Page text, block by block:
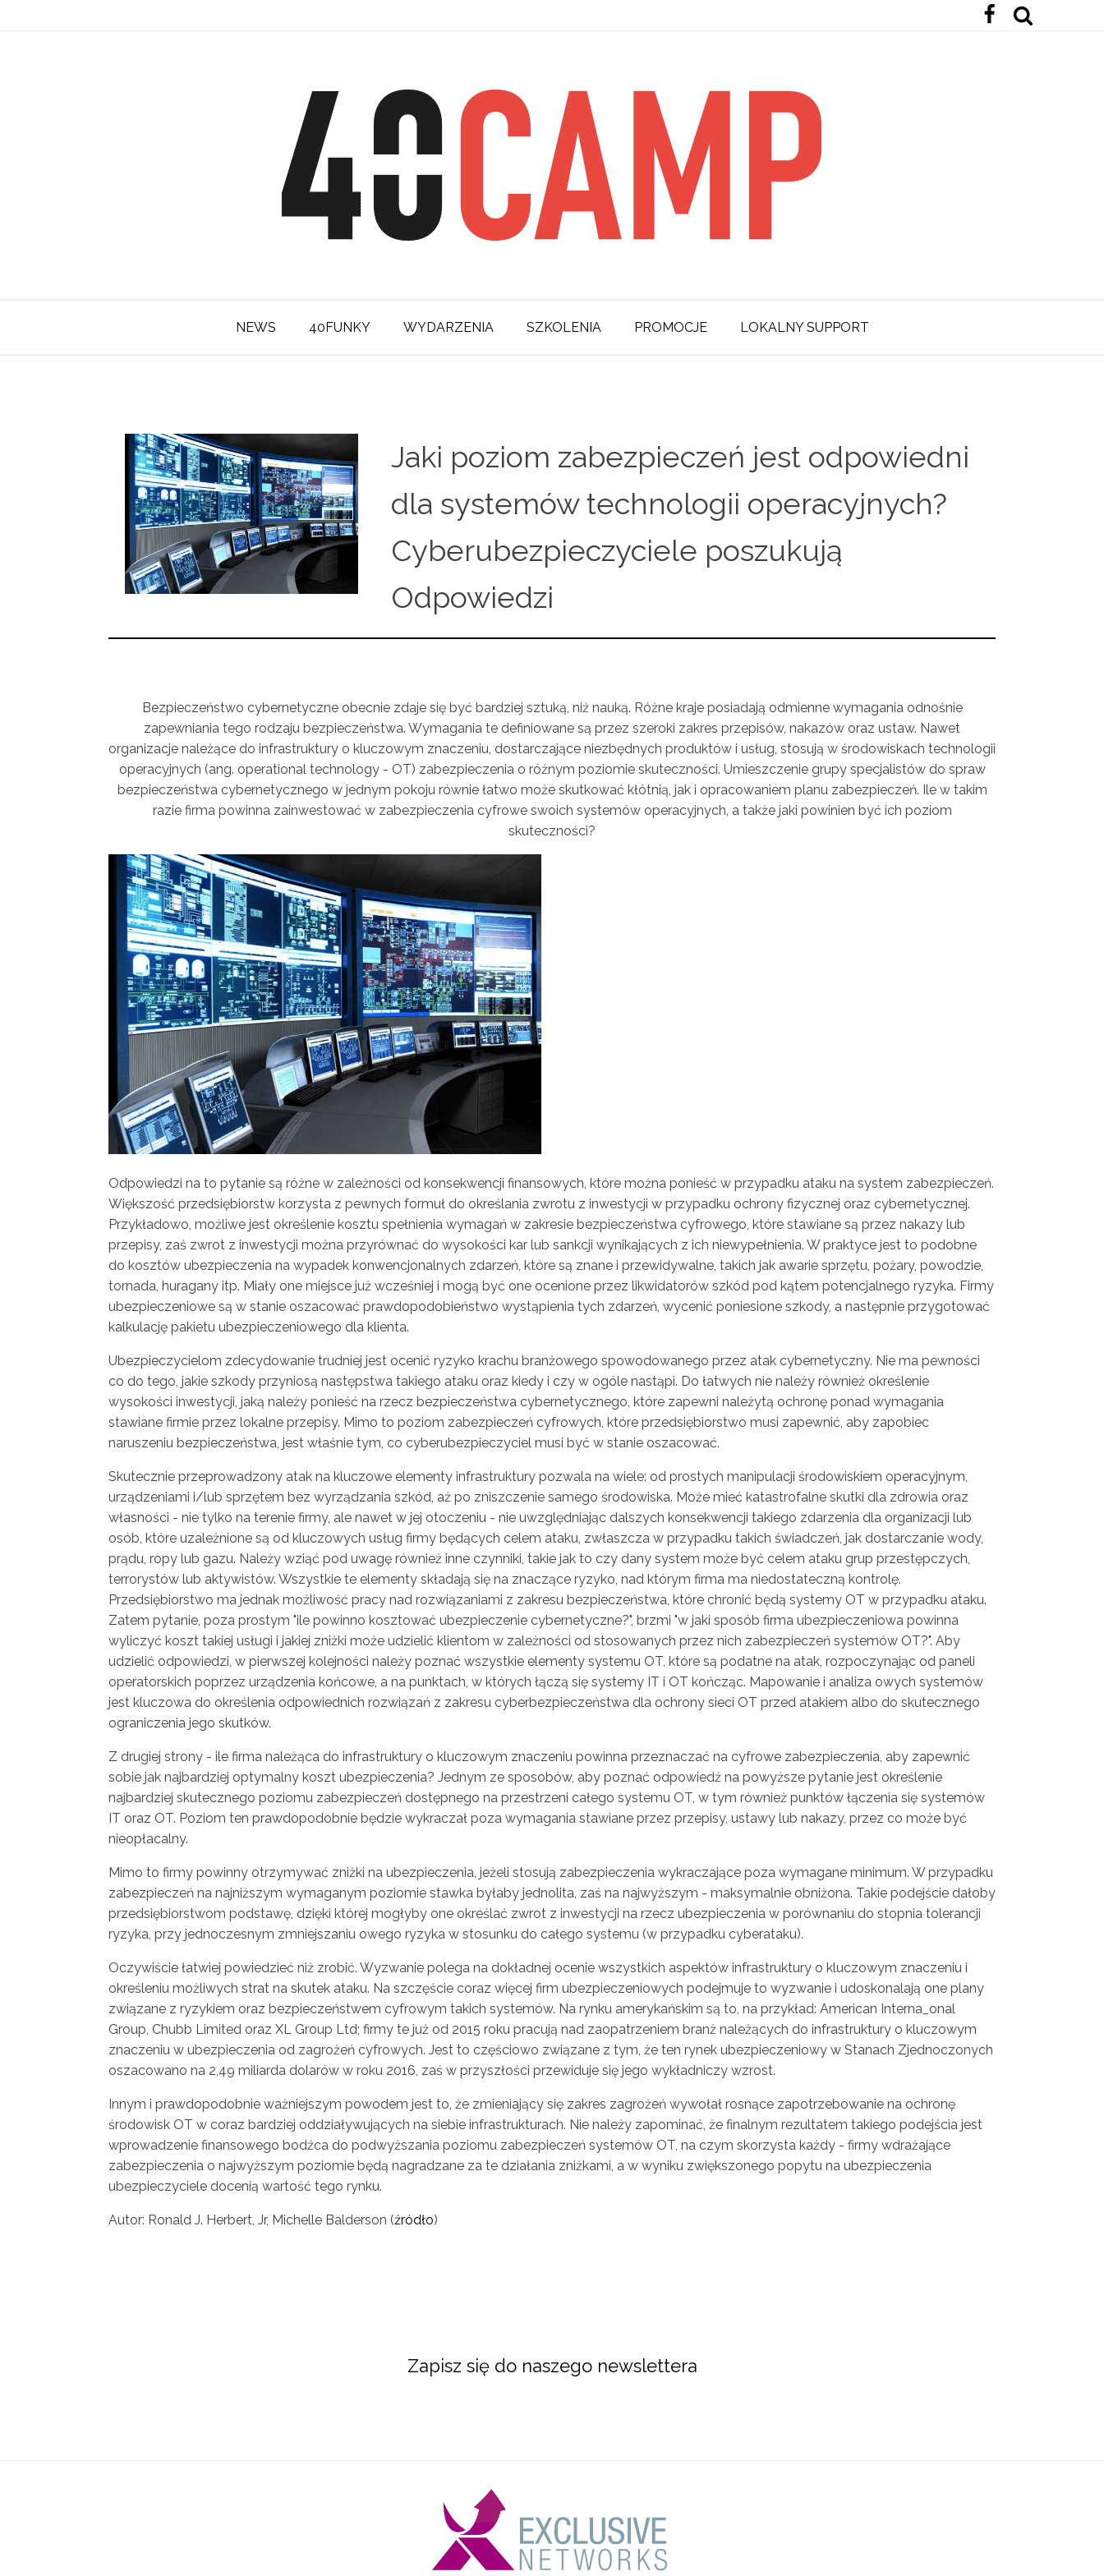
NEWS 40FUNKY WYDARZENIA SZKOLENIA PROMOCJE LOKALNY SUPPORT
Jaki poziom zabezpieczeń jest odpowiedni
dla systemów technologii operacyjnych?
Cyberubezpieczyciele poszukują
Odpowiedzi
Bezpieczeństwo cybernetyczne obecnie zdaje się być bardziej sztuką, niż nauką. Różne kraje posiadają odmienne wymagania odnośnie
zapewniania tego rodzaju bezpieczeństwa. Wymagania te definiowane są przez szeroki zakres przepisów, nakazów oraz ustaw. Nawet
organizacje należące do infrastruktury o kluczowym znaczeniu, dostarczające niezbędnych produktów i usług, stosują w środowiskach technologii
operacyjnych (ang. operational technology - OT) zabezpieczenia o różnym poziomie skuteczności. Umieszczenie grupy specjalistów do spraw
bezpieczeństwa cybernetycznego w jednym pokoju równie łatwo może skutkować kłótnią, jak i opracowaniem planu zabezpieczeń. Ile w takim
razie firma powinna zainwestować w zabezpieczenia cyfrowe swoich systemów operacyjnych, a także jaki powinien być ich poziom
skuteczności?
Odpowiedzi na to pytanie są różne w zależności od konsekwencji finansowych, które można ponieść w przypadku ataku na system zabezpieczeń.
Większość przedsiębiorstw korzysta z pewnych formuł do określania zwrotu z inwestycji w przypadku ochrony fizycznej oraz cybernetycznej.
Przykładowo, możliwe jest określenie kosztu spełnienia wymagań w zakresie bezpieczeństwa cyfrowego, które stawiane są przez nakazy lub
przepisy, zaś zwrot z inwestycji można przyrównać do wysokości kar lub sankcji wynikających z ich niewypełnienia. W praktyce jest to podobne
do kosztów ubezpieczenia na wypadek konwencjonalnych zdarzeń, które są znane i przewidywalne, takich jak awarie sprzętu, pożary, powodzie,
tornada, huragany itp. Miały one miejsce już wcześniej i mogą być one ocenione przez likwidatorów szkód pod kątem potencjalnego ryzyka. Firmy
ubezpieczeniowe są w stanie oszacować prawdopodobieństwo wystąpienia tych zdarzeń, wycenić poniesione szkody, a następnie przygotować
kalkulację pakietu ubezpieczeniowego dla klienta.
Ubezpieczycielom zdecydowanie trudniej jest ocenić ryzyko krachu branżowego spowodowanego przez atak cybernetyczny. Nie ma pewności
co do tego, jakie szkody przyniosą następstwa takiego ataku oraz kiedy i czy w ogóle nastąpi. Do łatwych nie należy również określenie
wysokości inwestycji, jaką należy ponieść na rzecz bezpieczeństwa cybernetycznego, które zapewni należytą ochronę ponad wymagania
stawiane firmie przez lokalne przepisy. Mimo to poziom zabezpieczeń cyfrowych, które przedsiębiorstwo musi zapewnić, aby zapobiec
naruszeniu bezpieczeństwa, jest właśnie tym, co cyberubezpieczyciel musi być w stanie oszacować.
Skutecznie przeprowadzony atak na kluczowe elementy infrastruktury pozwala na wiele: od prostych manipulacji środowiskiem operacyjnym,
urządzeniami i/lub sprzętem bez wyrządzania szkód, aż po zniszczenie samego środowiska. Może mieć katastrofalne skutki dla zdrowia oraz
własności - nie tylko na terenie firmy, ale nawet w jej otoczeniu - nie uwzględniając dalszych konsekwencji takiego zdarzenia dla organizacji lub
osób, które uzależnione są od kluczowych usług firmy będących celem ataku, zwłaszcza w przypadku takich świadczeń, jak dostarczanie wody,
prądu, ropy lub gazu. Należy wziąć pod uwagę również inne czynniki, takie jak to czy dany system może być celem ataku grup przestępczych,
terrorystów lub aktywistów. Wszystkie te elementy składają się na znaczące ryzyko, nad którym firma ma niedostateczną kontrolę.
Przedsiębiorstwo ma jednak możliwość pracy nad rozwiązaniami z zakresu bezpieczeństwa, które chronić będą systemy OT w przypadku ataku.
Zatem pytanie, poza prostym "ile powinno kosztować ubezpieczenie cybernetyczne?", brzmi "w jaki sposób firma ubezpieczeniowa powinna
wyliczyć koszt takiej usługi i jakiej zniżki może udzielić klientom w zależności od stosowanych przez nich zabezpieczeń systemów OT?". Aby
udzielić odpowiedzi, w pierwszej kolejności należy poznać wszystkie elementy systemu OT, które są podatne na atak, rozpoczynając od paneli
operatorskich poprzez urządzenia końcowe, a na punktach, w których łączą się systemy IT i OT kończąc. Mapowanie i analiza owych systemów
jest kluczowa do określenia odpowiednich rozwiązań z zakresu cyberbezpieczeństwa dla ochrony sieci OT przed atakiem albo do skutecznego
ograniczenia jego skutków.
Z drugiej strony - ile firma należąca do infrastruktury o kluczowym znaczeniu powinna przeznaczać na cyfrowe zabezpieczenia, aby zapewnić
sobie jak najbardziej optymalny koszt ubezpieczenia? Jednym ze sposobów, aby poznać odpowiedź na powyższe pytanie jest określenie
najbardziej skutecznego poziomu zabezpieczeń dostępnego na przestrzeni całego systemu OT, w tym również punktów łączenia się systemów
IT oraz OT. Poziom ten prawdopodobnie będzie wykraczał poza wymagania stawiane przez przepisy, ustawy lub nakazy, przez co może być
nieopłacalny.
Mimo to firmy powinny otrzymywać zniżki na ubezpieczenia, jeżeli stosują zabezpieczenia wykraczające poza wymagane minimum. W przypadku
zabezpieczeń na najniższym wymaganym poziomie stawka byłaby jednolita, zaś na najwyższym - maksymalnie obniżona. Takie podejście dałoby
przedsiębiorstwom podstawę, dzięki której mogłyby one określać zwrot z inwestycji na rzecz ubezpieczenia w porównaniu do stopnia tolerancji
ryzyka, przy jednoczesnym zmniejszaniu owego ryzyka w stosunku do całego systemu (w przypadku cyberataku).
Oczywiście łatwiej powiedzieć niż zrobić. Wyzwanie polega na dokładnej ocenie wszystkich aspektów infrastruktury o kluczowym znaczeniu i
określeniu możliwych strat na skutek ataku. Na szczęście coraz więcej firm ubezpieczeniowych podejmuje to wyzwanie i udoskonalają one plany
związane z ryzykiem oraz bezpieczeństwem cyfrowym takich systemów. Na rynku amerykańskim są to, na przykład: American Interna_onal
Group, Chubb Limited oraz XL Group Ltd; firmy te już od 2015 roku pracują nad zaopatrzeniem branż należących do infrastruktury o kluczowym
znaczeniu w ubezpieczenia od zagrożeń cyfrowych. Jest to częściowo związane z tym, że ten rynek ubezpieczeniowy w Stanach Zjednoczonych
oszacowano na 2,49 miliarda dolarów w roku 2016, zaś w przyszłości przewiduje się jego wykładniczy wzrost.
Innym i prawdopodobnie ważniejszym powodem jest to, że zmieniający się zakres zagrożeń wywołał rosnące zapotrzebowanie na ochronę
środowisk OT w coraz bardziej oddziaływujących na siebie infrastrukturach. Nie należy zapominać, że finalnym rezultatem takiego podejścia jest
wprowadzenie finansowego bodźca do podwyższania poziomu zabezpieczeń systemów OT, na czym skorzysta każdy - firmy wdrażające
zabezpieczenia o najwyższym poziomie będą nagradzane za te działania zniżkami, a w wyniku zwiększonego popytu na ubezpieczenia
ubezpieczyciele docenią wartość tego rynku.
Autor: Ronald J. Herbert, Jr, Michelle Balderson (źródło)
Zapisz się do naszego newslettera